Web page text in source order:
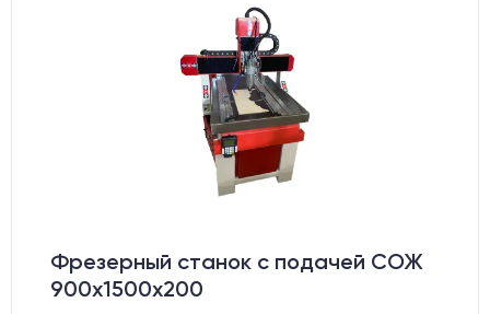
Фрезерный станок с подачей СОЖ
900х1500х200